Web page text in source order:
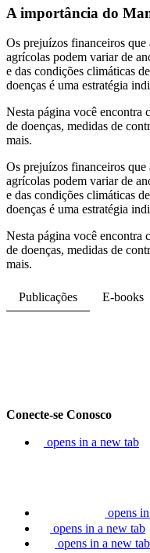
A importância do
Os prejuízos financeiros que
agrícolas podem variar de
e das condições climáticas
doenças é uma estratégia
Nesta página você encontra
de doenças, medidas de
mais.
Os prejuízos financeiros que
agrícolas podem variar de
e das condições climáticas
doenças é uma estratégia
Nesta página você encontra
de doenças, medidas de
mais.
Publicações E-books
Conecte-se Conosco
opens in a new tab
opens
opens in a new tab
opens in a new tab